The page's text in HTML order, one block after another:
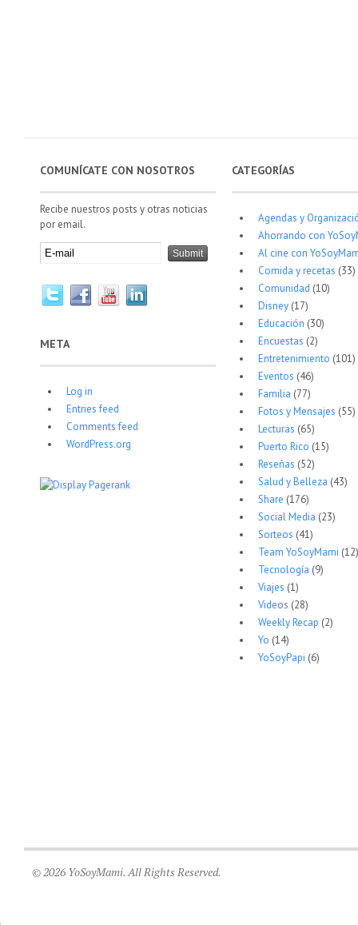
COMUNÍCATE CON NOSOTROS
Recibe nuestros posts y otras noticias
por email.
META
Log in
Entries feed
Comments feed
WordPress.org
CATEGORÍAS
Agendas y
Ahorrando con
Al cine con
Comida y recetas (33)
Comunidad (10)
Disney(17)
Educación (30)
Encuestas (2)
Entretenimiento (101)
Eventos (46)
Familia (77)
Fotos y Mensajes (55)
Lecturas (65)
Puerto Rico (15)
Reseñas (52)
Salud y Belleza (43)
Share (176)
Social Media (23)
Sorteos (41)
Team YoSoyMami (12)
Tecnología (9)
Viajes (1)
Videos (28)
Weekly Recap (2)
Yo (14)
YoSoyPapi (6)
© 2026 YoSoyMami. All Rights Reserved.